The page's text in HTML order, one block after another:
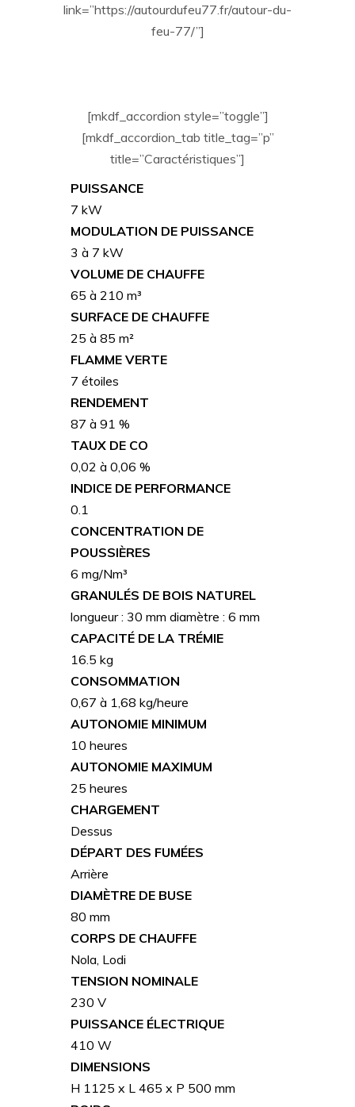
link=”https://autourdufeu77.fr/autour-du-
feu-77/”]
[mkdf_accordion style=”toggle”]
[mkdf_accordion_tab title_tag=”p”
title=”Caractéristiques”]
PUISSANCE
7 kW
MODULATION DE PUISSANCE
3 à 7 kW
VOLUME DE CHAUFFE
65 à 210 m³
SURFACE DE CHAUFFE
25 à 85 m²
FLAMME VERTE
7 étoiles
RENDEMENT
87 à 91 %
TAUX DE CO
0,02 à 0,06 %
INDICE DE PERFORMANCE
0.1
CONCENTRATION DE
POUSSIÈRES
6 mg/Nm³
GRANULÉS DE BOIS NATUREL
longueur : 30 mm diamètre : 6 mm
CAPACITÉ DE LA TRÉMIE
16.5 kg
CONSOMMATION
0,67 à 1,68 kg/heure
AUTONOMIE MINIMUM
10 heures
AUTONOMIE MAXIMUM
25 heures
CHARGEMENT
Dessus
DÉPART DES FUMÉES
Arrière
DIAMÈTRE DE BUSE
80 mm
CORPS DE CHAUFFE
Nola, Lodi
TENSION NOMINALE
230 V
PUISSANCE ÉLECTRIQUE
410 W
DIMENSIONS
H 1125 x L 465 x P 500 mm